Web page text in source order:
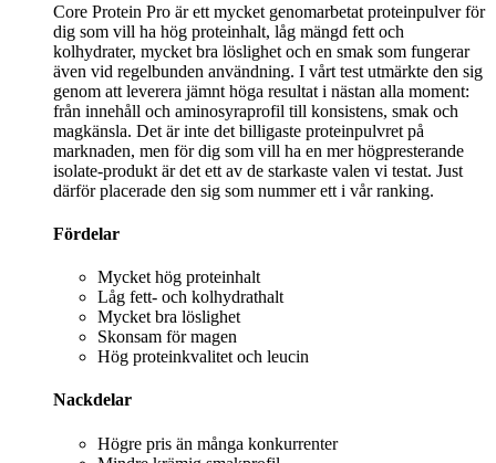
Core Protein Pro är ett mycket genomarbetat proteinpulver för
dig som vill ha hög proteinhalt, låg mängd fett och
kolhydrater, mycket bra löslighet och en smak som fungerar
även vid regelbunden användning. I vårt test utmärkte den sig
genom att leverera jämnt höga resultat i nästan alla moment:
från innehåll och aminosyraprofil till konsistens, smak och
magkänsla. Det är inte det billigaste proteinpulvret på
marknaden, men för dig som vill ha en mer högpresterande
isolate-produkt är det ett av de starkaste valen vi testat. Just
därför placerade den sig som nummer ett i vår ranking.
Fördelar
Mycket hög proteinhalt
Låg fett- och kolhydrathalt
Mycket bra löslighet
Skonsam för magen
Hög proteinkvalitet och leucin
Nackdelar
Högre pris än många konkurrenter